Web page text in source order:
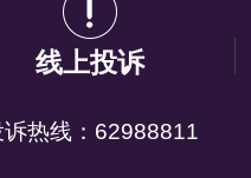
线上投诉
诉热线：62988811